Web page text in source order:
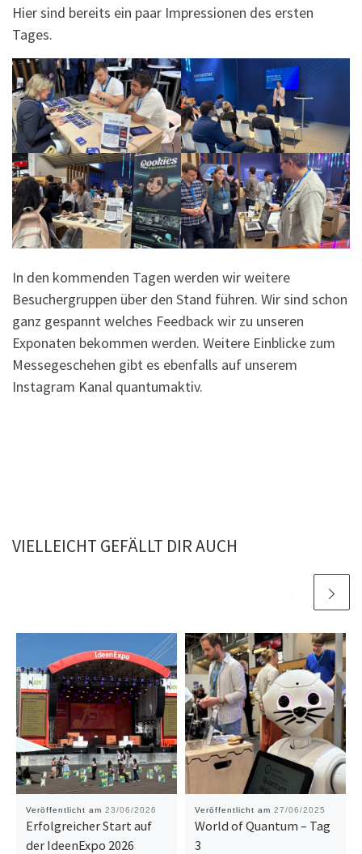
Hier sind bereits ein paar Impressionen des ersten
Tages.
In den kommenden Tagen werden wir weitere
Besuchergruppen über den Stand führen. Wir sind schon
ganz gespannt welches Feedback wir zu unseren
Exponaten bekommen werden. Weitere Einblicke zum
Messegeschehen gibt es ebenfalls auf unserem
Instagram Kanal quantumaktiv.
VIELLEICHT GEFÄLLT DIR AUCH
Veröffentlicht am 23/06/2026
Erfolgreicher Start auf
der IdeenExpo 2026
Veröffentlicht am 27/06/2025
World of Quantum – Tag
3